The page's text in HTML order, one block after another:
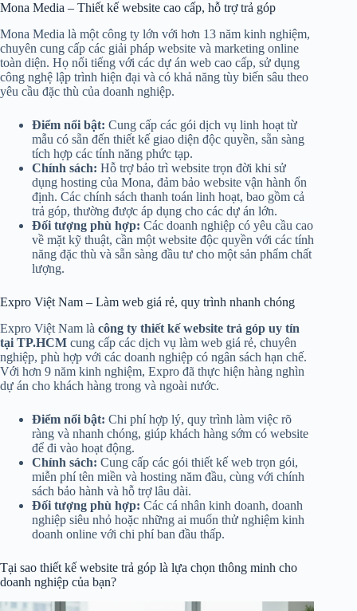
Mona Media – Thiết kế website cao cấp, hỗ trợ trả góp
Mona Media là một công ty lớn với hơn 13 năm kinh nghiệm,
chuyên cung cấp các giải pháp website và marketing online
toàn diện. Họ nổi tiếng với các dự án web cao cấp, sử dụng
công nghệ lập trình hiện đại và có khả năng tùy biến sâu theo
yêu cầu đặc thù của doanh nghiệp.
Điểm nổi bật: Cung cấp các gói dịch vụ linh hoạt từ
mẫu có sẵn đến thiết kế giao diện độc quyền, sẵn sàng
tích hợp các tính năng phức tạp.
Chính sách: Hỗ trợ bảo trì website trọn đời khi sử
dụng hosting của Mona, đảm bảo website vận hành ổn
định. Các chính sách thanh toán linh hoạt, bao gồm cả
trả góp, thường được áp dụng cho các dự án lớn.
Đối tượng phù hợp: Các doanh nghiệp có yêu cầu cao
về mặt kỹ thuật, cần một website độc quyền với các tính
năng đặc thù và sẵn sàng đầu tư cho một sản phẩm chất
lượng.
Expro Việt Nam – Làm web giá rẻ, quy trình nhanh chóng
Expro Việt Nam là công ty thiết kế website trả góp uy tín
tại TP.HCM cung cấp các dịch vụ làm web giá rẻ, chuyên
nghiệp, phù hợp với các doanh nghiệp có ngân sách hạn chế.
Với hơn 9 năm kinh nghiệm, Expro đã thực hiện hàng nghìn
dự án cho khách hàng trong và ngoài nước.
Điểm nổi bật: Chi phí hợp lý, quy trình làm việc rõ
ràng và nhanh chóng, giúp khách hàng sớm có website
để đi vào hoạt động.
Chính sách: Cung cấp các gói thiết kế web trọn gói,
miễn phí tên miền và hosting năm đầu, cùng với chính
sách bảo hành và hỗ trợ lâu dài.
Đối tượng phù hợp: Các cá nhân kinh doanh, doanh
nghiệp siêu nhỏ hoặc những ai muốn thử nghiệm kinh
doanh online với chi phí ban đầu thấp.
Tại sao thiết kế website trả góp là lựa chọn thông minh cho
doanh nghiệp của bạn?